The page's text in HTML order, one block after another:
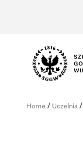
Gospodarstwa
Home / Uczelnia/